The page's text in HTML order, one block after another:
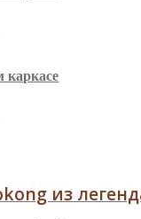
каркасе
из